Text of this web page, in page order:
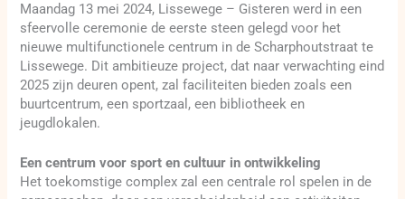
Maandag 13 mei 2024, Lissewege – Gisteren werd in een
sfeervolle ceremonie de eerste steen gelegd voor het
nieuwe multifunctionele centrum in de Scharphoutstraat te
Lissewege. Dit ambitieuze project, dat naar verwachting eind
2025 zijn deuren opent, zal faciliteiten bieden zoals een
buurtcentrum, een sportzaal, een bibliotheek en
jeugdlokalen.
Een centrum voor sport en cultuur in ontwikkeling
Het toekomstige complex zal een centrale rol spelen in de